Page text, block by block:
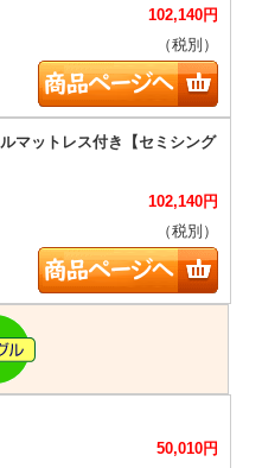
102,140円
（税別）
102,140円
（税別）
50,010円